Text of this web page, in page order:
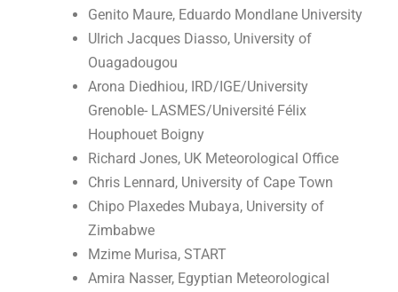
Genito Maure, Eduardo Mondlane University
Ulrich Jacques Diasso, University of
Ouagadougou
Arona Diedhiou, IRD/IGE/University
Grenoble- LASMES/Université Félix
Houphouet Boigny
Richard Jones, UK Meteorological Office
Chris Lennard, University of Cape Town
Chipo Plaxedes Mubaya, University of
Zimbabwe
Mzime Murisa, START
Amira Nasser, Egyptian Meteorological